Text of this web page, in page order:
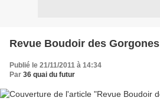
Revue Boudoir des Gorgones
Publié le 21/11/2011 à 14:34
Par 36 quai du futur